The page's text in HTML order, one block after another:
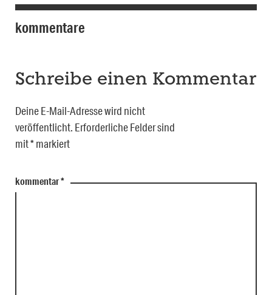
kommentare
Schreibe einen Kommentar
Deine E-Mail-Adresse wird nicht
veröffentlicht. Erforderliche Felder sind
mit*markiert
kommentar*